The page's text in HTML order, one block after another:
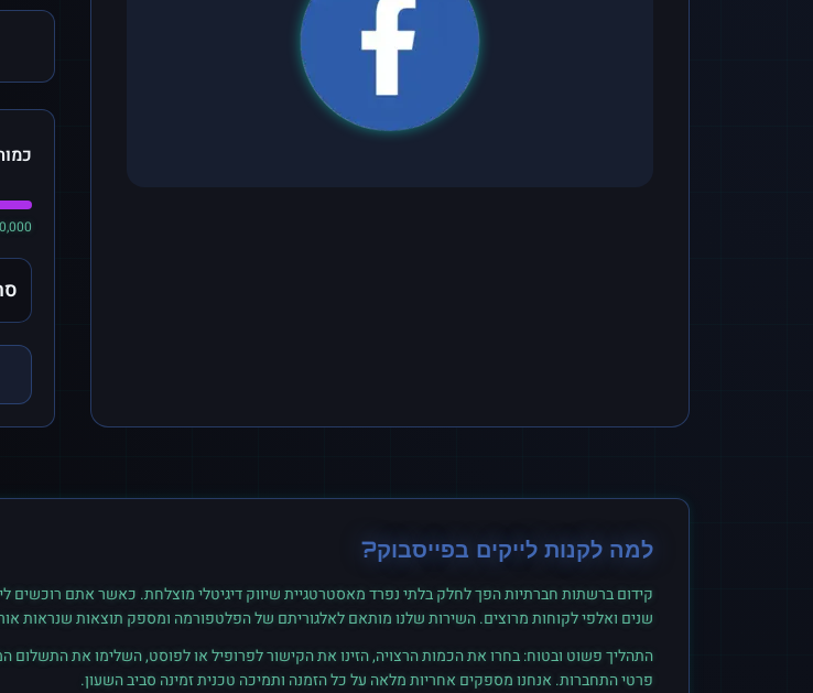
למה לקנות לייקים בפייסבוק?
קידום ברשתות חברתיות הפך לחלק בלתי נפרד מאסטרטגיית שיווק דיגיטלי מוצלחת. כאשר אתם רוכשים
שנים ואלפי לקוחות מרוצים. השירות שלנו מותאם לאלגוריתם של הפלטפורמה ומספק תוצאות שנראות
התהליך פשוט ובטוח: בחרו את הכמות הרצויה, הזינו את הקישור לפרופיל או לפוסט, השלימו את התשלום
פרטי התחברות. אנחנו מספקים אחריות מלאה על כל הזמנה ותמיכה טכנית זמינה סביב השעון.